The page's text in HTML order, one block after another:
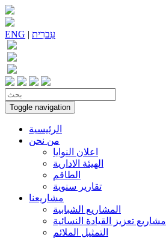
ENG | עִברִית
Toggle navigation
الرئيسية
من نحن
اعلان النوايا
الهيئة الادارية
الطاقم
تقارير سنوية
مشاريعنا
المشاريع الشبابية
مشاريع تعزيز القيادة النسائية
التمثيل الملائم